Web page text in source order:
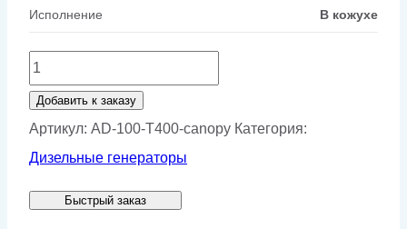
Исполнение В кожухе
Количество
товара
Дизельный
генератор
AD
Добавить к заказу
Артикул: AD-100-T400-canopy Категория:
Дизельные генераторы
Быстрый заказ